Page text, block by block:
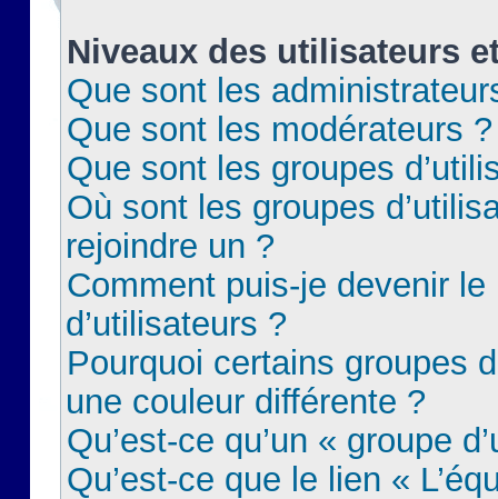
Niveaux des utilisateurs
Que sont les
Que sont les modérateurs ?
Que sont les groupes
Où sont les groupes
rejoindre un ?
Comment puis-je devenir le
d’utilisateurs ?
Pourquoi certains groupes
une couleur différente ?
Qu’est-ce qu’un « groupe
Qu’est-ce que le lien «